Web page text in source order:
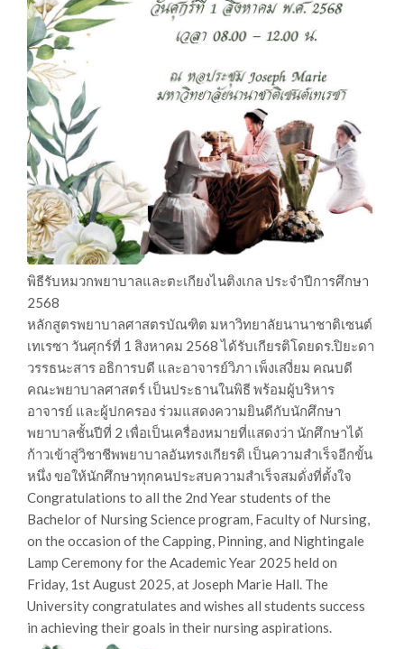
พิธีรับหมวกพยาบาลและตะเกียงไนติงเกล ประจำปีการศึกษา
2568
หลักสูตรพยาบาลศาสตรบัณฑิต มหาวิทยาลัยนานาชาติเซนต์
เทเรซา วันศุกร์ที่ 1 สิงหาคม 2568 ได้รับเกียรติโดยดร.ปิยะดา
วรรธนะสาร อธิการบดี และอาจารย์วิภา เพ็งเสงี่ยม คณบดี
คณะพยาบาลศาสตร์ เป็นประธานในพิธี พร้อมผู้บริหาร
อาจารย์ และผู้ปกครอง ร่วมแสดงความยินดีกับนักศึกษา
พยาบาลชั้นปีที่ 2 เพื่อเป็นเครื่องหมายที่แสดงว่า นักศึกษาได้
ก้าวเข้าสู่วิชาชีพพยาบาลอันทรงเกียรติ เป็นความสำเร็จอีกขั้น
หนึ่ง ขอให้นักศึกษาทุกคนประสบความสำเร็จสมดั่งที่ตั้งใจ
Congratulations to all the 2nd Year students of the
Bachelor of Nursing Science program, Faculty of Nursing,
on the occasion of the Capping, Pinning, and Nightingale
Lamp Ceremony for the Academic Year 2025 held on
Friday, 1st August 2025, at Joseph Marie Hall. The
University congratulates and wishes all students success
in achieving their goals in their nursing aspirations.